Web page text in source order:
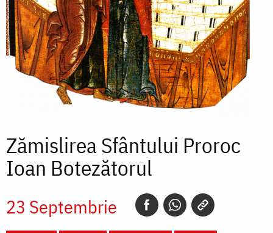
Zămislirea Sfântului Proroc
Ioan Botezătorul
23 Septembrie